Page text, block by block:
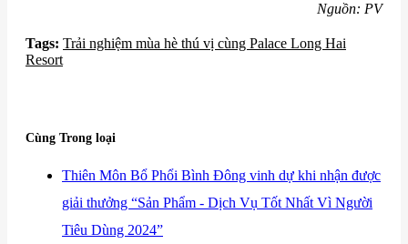
Nguồn: PV
Tags: Trải nghiệm mùa hè thú vị cùng Palace Long Hai
Resort
Cùng Trong loại
​Thiên Môn Bổ Phổi Bình Đông vinh dự khi nhận được
giải thưởng “Sản Phẩm - Dịch Vụ Tốt Nhất Vì Người
Tiêu Dùng 2024”